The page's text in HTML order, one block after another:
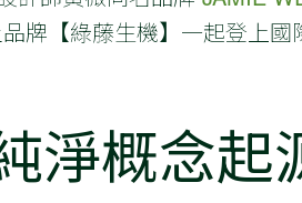
牌【綠藤生機】一起登上
淨概念起